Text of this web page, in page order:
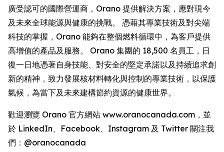
廣受認可的國際營運商，Orano 提供解決方案，應對現今
及未來全球能源與健康的挑戰。 憑藉其專業技術及對尖端
科技的掌握，Orano 能夠在整個燃料循環中，為客戶提供
高增值的產品及服務。 Orano 集團的 18,500 名員工，日
復一日地憑著自身技能、對安全的堅定承諾以及持續追求創
新的精神，致力發展核材料轉化與控制的專業技術，以保護
氣候，為當下及未來建構節約資源的健康世界。
歡迎瀏覽 Orano 官方網站 www.oranocanada.com，並
於 LinkedIn、Facebook、Instagram 及 Twitter 關注我
們：@oranocanada